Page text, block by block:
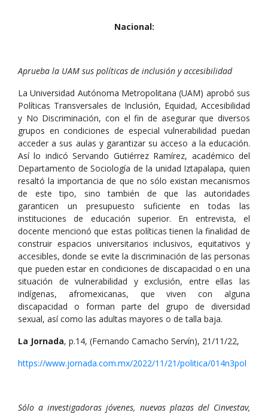
Nacional:
Aprueba la UAM sus políticas de inclusión y accesibilidad
La Universidad Autónoma Metropolitana (UAM) aprobó sus
Políticas Transversales de Inclusión, Equidad, Accesibilidad
y No Discriminación, con el fin de asegurar que diversos
grupos en condiciones de especial vulnerabilidad puedan
acceder a sus aulas y garantizar su acceso a la educación.
Así lo indicó Servando Gutiérrez Ramírez, académico del
Departamento de Sociología de la unidad Iztapalapa, quien
resaltó la importancia de que no sólo existan mecanismos
de este tipo, sino también de que las autoridades
garanticen un presupuesto suficiente en todas las
instituciones de educación superior. En entrevista, el
docente mencionó que estas políticas tienen la finalidad de
construir espacios universitarios inclusivos, equitativos y
accesibles, donde se evite la discriminación de las personas
que pueden estar en condiciones de discapacidad o en una
situación de vulnerabilidad y exclusión, entre ellas las
indígenas, afromexicanas, que viven con alguna
discapacidad o forman parte del grupo de diversidad
sexual, así como las adultas mayores o de talla baja.
La Jornada, p.14, (Fernando Camacho Servín), 21/11/22,
https://www.jornada.com.mx/2022/11/21/politica/014n3pol
Sólo a investigadoras jóvenes, nuevas plazas del Cinvestav,